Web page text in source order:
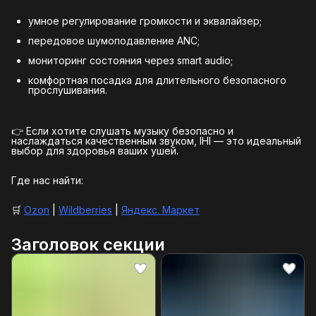
умное регулирование громкости и эквалайзер;
передовое шумоподавление ANC;
мониторинг состояния через smart audio;
комфортная посадка для длительного безопасного
прослушивания.
👉 Если хотите слушать музыку безопасно и
наслаждаться качественным звуком, IHI — это идеальный
выбор для здоровья ваших ушей.
Где нас найти:
🛒 Ozon Wildberries Яндекс. Маркет
Заголовок секции